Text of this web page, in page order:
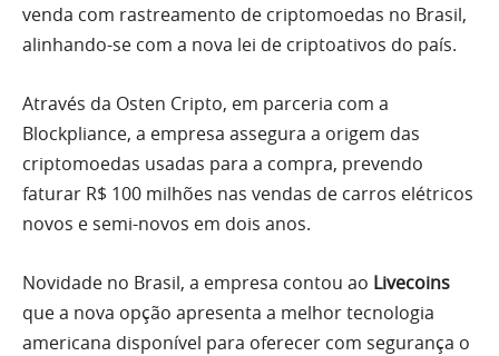
venda com rastreamento de criptomoedas no Brasil,
alinhando-se com a nova lei de criptoativos do país.
Através da Osten Cripto, em parceria com a
Blockpliance, a empresa assegura a origem das
criptomoedas usadas para a compra, prevendo
faturar R$ 100 milhões nas vendas de carros elétricos
novos e semi-novos em dois anos.
Novidade no Brasil, a empresa contou ao Livecoins
que a nova opção apresenta a melhor tecnologia
americana disponível para oferecer com segurança o